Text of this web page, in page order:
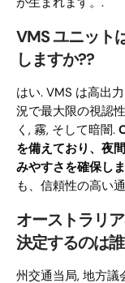
VMS ユニット
しますか??
はい. VMS は高出
況で最大限の視認
く, 霧, そして暗闇.
を備えており、夜
みやすさを確保し
も、信頼性の高い
オーストラリ
決定するのは
州交通当局, 地方議